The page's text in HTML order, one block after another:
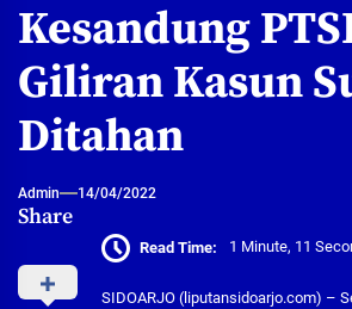
Kesandung
Giliran Kasun
Ditahan
Admin 14/04/2022
Share
Read Time: 1 Minute, 11
SIDOARJO (liputansidoarjo.com) –